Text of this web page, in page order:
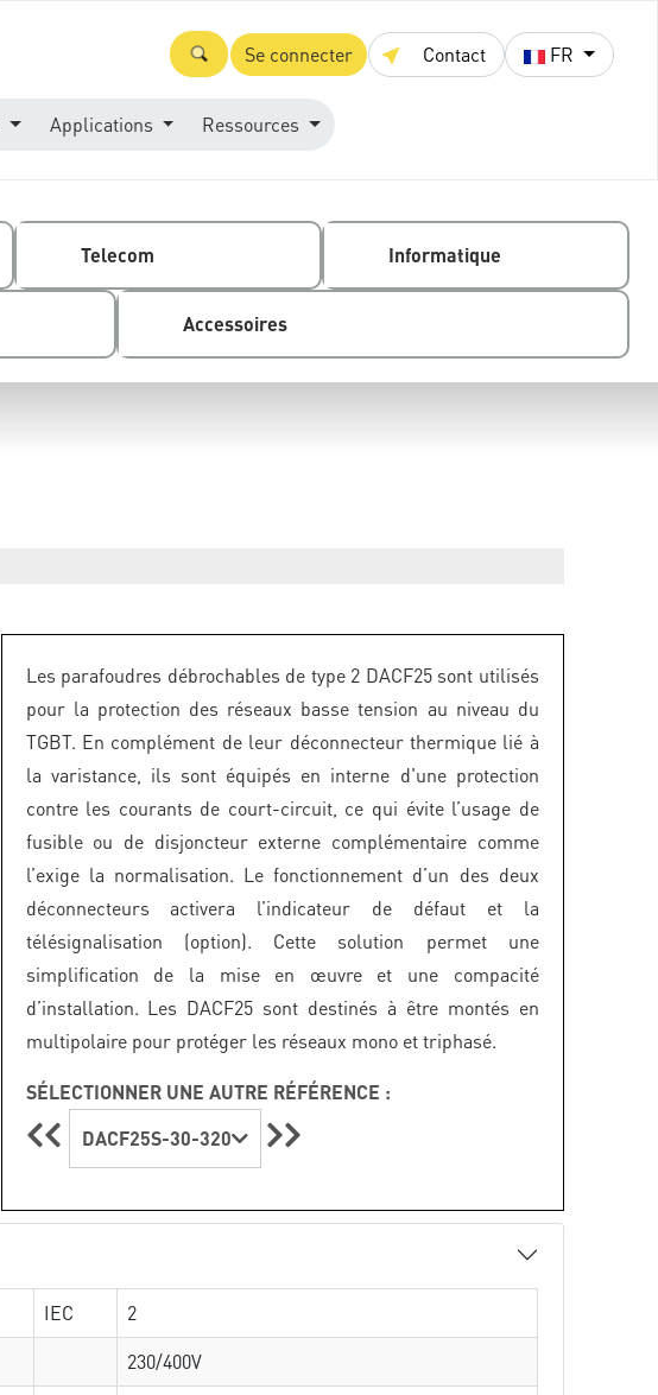
Se connecter Contact FR
Applications Ressources
Telecom Informatique
Accessoires
Les parafoudres débrochables de type 2 DACF25 sont utilisés
pour la protection des réseaux basse tension au niveau du
TGBT. En complément de leur déconnecteur thermique lié à
la varistance, ils sont équipés en interne d'une protection
contre les courants de court-circuit, ce qui évite l’usage de
fusible ou de disjoncteur externe complémentaire comme
l’exige la normalisation. Le fonctionnement d’un des deux
déconnecteurs activera l’indicateur de défaut et la
télésignalisation (option). Cette solution permet une
simplification de la mise en œuvre et une compacité
d’installation. Les DACF25 sont destinés à être montés en
multipolaire pour protéger les réseaux mono et triphasé.
SÉLECTIONNER UNE AUTRE RÉFÉRENCE :
DACF25S-30-320
IEC
2
230/400V